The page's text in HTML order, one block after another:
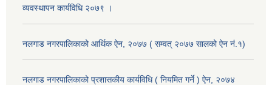
व्यवस्थापन कार्यविधि २०७९ ।
नलगाड नगरपालिकाको आर्थिक ऐन, २०७७ ( सम्वत् २०७७ सालको ऐन नं.१)
नलगाड नगरपालिकाको प्रशासकीय कार्यविधि ( नियमित गर्ने ) ऐन, २०७४